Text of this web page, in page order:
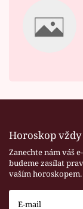
Horoskop
Zanechte nám váš
budeme zasílat
vaším horoskopem.